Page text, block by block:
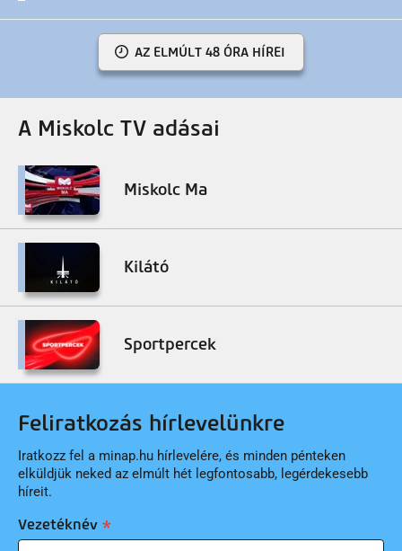
AZ ELMÚLT 48 ÓRA HÍREI
A Miskolc TV adásai
Miskolc Ma
Kilátó
Sportpercek
Feliratkozás hírlevelünkre
Iratkozz fel a minap.hu hírlevelére, és minden pénteken
elküldjük neked az elmúlt hét legfontosabb, legérdekesebb
híreit.
Vezetéknév